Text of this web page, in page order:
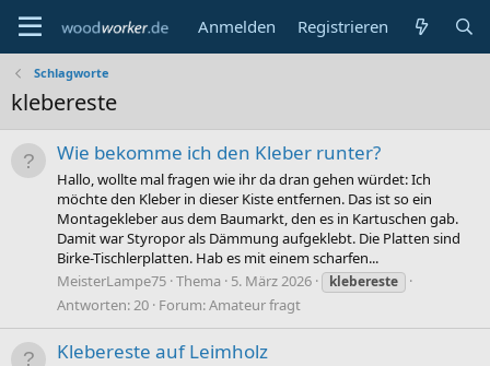
Anmelden Registrieren
Schlagworte
klebereste
Wie bekomme ich den Kleber runter?
Hallo, wollte mal fragen wie ihr da dran gehen würdet: Ich
möchte den Kleber in dieser Kiste entfernen. Das ist so ein
Montagekleber aus dem Baumarkt, den es in Kartuschen gab.
Damit war Styropor als Dämmung aufgeklebt. Die Platten sind
Birke-Tischlerplatten. Hab es mit einem scharfen...
MeisterLampe75 Thema 5. März 2026 klebereste
Antworten: 20 Forum:Amateur fragt
Klebereste auf Leimholz